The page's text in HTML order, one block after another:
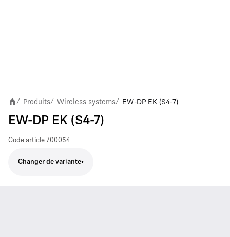
/ Produits/ Wireless systems/ EW-DP EK (S4-7)
EW-DP EK (S4-7)
Code article 700054
Changer de variante